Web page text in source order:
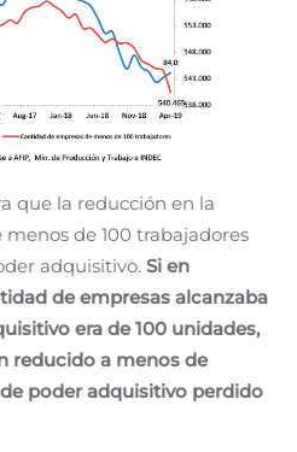
que la reducción en la
de 100 trabajadores
adquisitivo. Si en
de empresas alcanzaba
era de 100 unidades,
reducido a menos de
poder adquisitivo perdido